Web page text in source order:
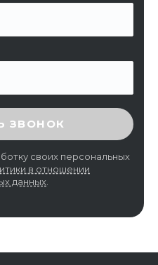
КОД
ЗВОНОК
своих персональных
в отношении
данных.